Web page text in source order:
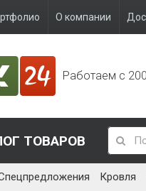
О компании
Работаем с
ТОВАРОВ
Кровля